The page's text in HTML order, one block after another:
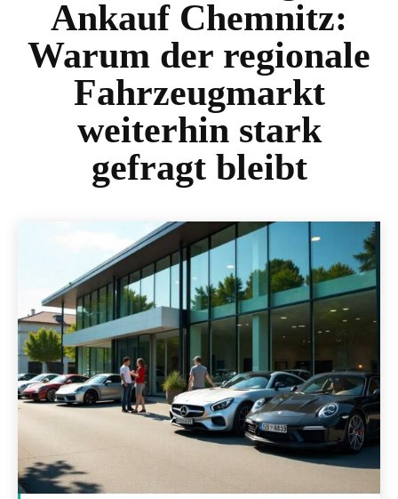
Ankauf Chemnitz:
Warum der regionale
Fahrzeugmarkt
weiterhin stark
gefragt bleibt